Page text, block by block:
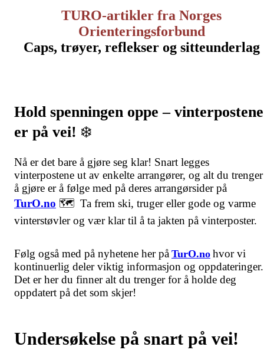
TURO-artikler fra Norges
Orienteringsforbund
Caps, trøyer, reflekser og sitteunderlag
Hold spenningen oppe – vinterpostene
er på vei! ❄️
Nå er det bare å gjøre seg klar! Snart legges
vinterpostene ut av enkelte arrangører, og alt du trenger
å gjøre er å følge med på deres arrangørsider på
TurO.no 🗺️ Ta frem ski, truger eller gode og varme
vinterstøvler og vær klar til å ta jakten på vinterposter.
Følg også med på nyhetene her på TurO.no hvor vi
kontinuerlig deler viktig informasjon og oppdateringer.
Det er her du finner alt du trenger for å holde deg
oppdatert på det som skjer!
Undersøkelse på snart på vei!